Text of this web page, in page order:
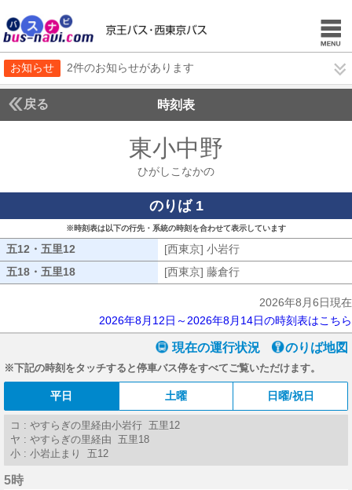
お知らせ 2件のお知らせがあります
戻る 時刻表
東小中野
ひがしこなかの
のりば 1
※時刻表は以下の行先・系統の時刻を合わせて表示しています
五12・五里12 [西東京] 小岩行
五18・五里18
[西東京] 藤倉行
2026年8月6日現在
2026年8月12日～2026年8月14日の時刻表はこちら
現在の運行状況 のりば地図
※下記の時刻をタッチすると停車バス停をすべてご覧いただけます。
平日 土曜 日曜/祝日
コ : やすらぎの里経由小岩行 五里12
ヤ : やすらぎの里経由 五里18
小 : 小岩止まり 五12
5時